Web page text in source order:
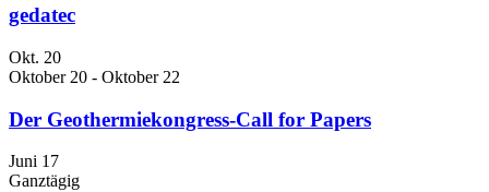
gedatec
Okt. 20
Oktober 20 - Oktober 22
Der Geothermiekongress-Call for Papers
Juni 17
Ganztägig